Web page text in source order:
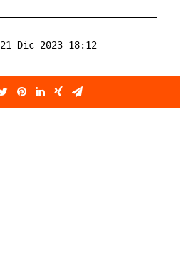
21 Dic 2023 18:12